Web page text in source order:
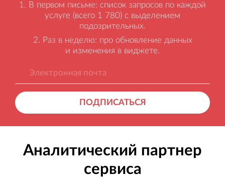
В первом письме: список запросов по каждой
услуге (всего 1 780) с выделением
подозрительных.
Раз в неделю: про обновление данных
и изменения в виджете.
ПОДПИСАТЬСЯ
Аналитический партнер
сервиса